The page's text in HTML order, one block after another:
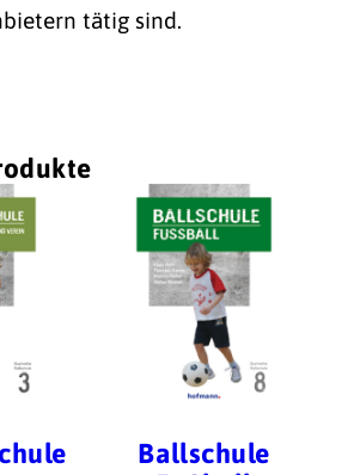
tätig sind.
Ballschule